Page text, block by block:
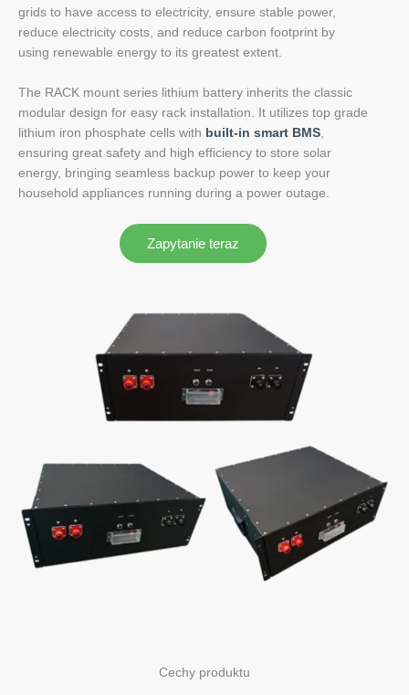
grids to have access to electricity, ensure stable power,
reduce electricity costs, and reduce carbon footprint by
using renewable energy to its greatest extent.
The RACK mount series lithium battery inherits the classic
modular design for easy rack installation. It utilizes top grade
lithium iron phosphate cells with built-in smart BMS
ensuring great safety and high efficiency to store solar
energy, bringing seamless backup power to keep your
household appliances running during a power outage.
Zapytanie teraz
Cechy produktu